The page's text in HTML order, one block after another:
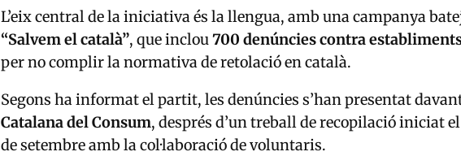
L’eix central de la iniciativa és la llengua, amb una campanya
“Salvem el català”, que inclou700 denúncies contra
per no complir la normativa de retolació en català.
Segons ha informat el partit, les denúncies s’han presentat
Catalana del Consum, després d’un treball de recopilació iniciat
de setembre amb la col·laboració de voluntaris.